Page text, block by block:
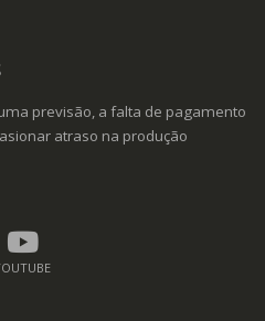
previsão, a falta de pagamento
atraso na produção